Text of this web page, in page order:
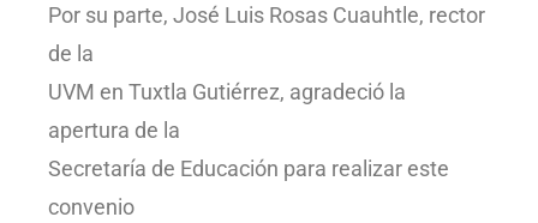
Por su parte, José Luis Rosas Cuauhtle, rector
de la
UVM en Tuxtla Gutiérrez, agradeció la
apertura de la
Secretaría de Educación para realizar este
convenio